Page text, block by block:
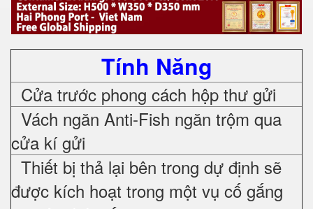
Tính Năng
Cửa trước phong cách hộp thư gửi
Vách ngăn Anti-Fish ngăn trộm qua
cửa kí gửi
Thiết bị thả lại bên trong dự định sẽ
được kích hoạt trong một vụ cố gắng